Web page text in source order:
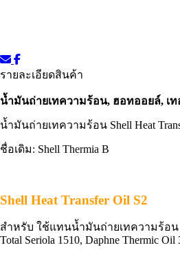
รายละเอียดสินค้า
น้ำมันถ่ายเทความร้อน, ฮอทออยล์, เท
น้ำมันถ่ายเทความร้อน Shell Heat
ชื่อเดิม: Shell Thermia B
Shell Heat Transfer Oil S2
สำหรับ ใช้แทนน้ำมันถ่ายเทความร้อน
Total Seriola 1510, Daphne Thermic